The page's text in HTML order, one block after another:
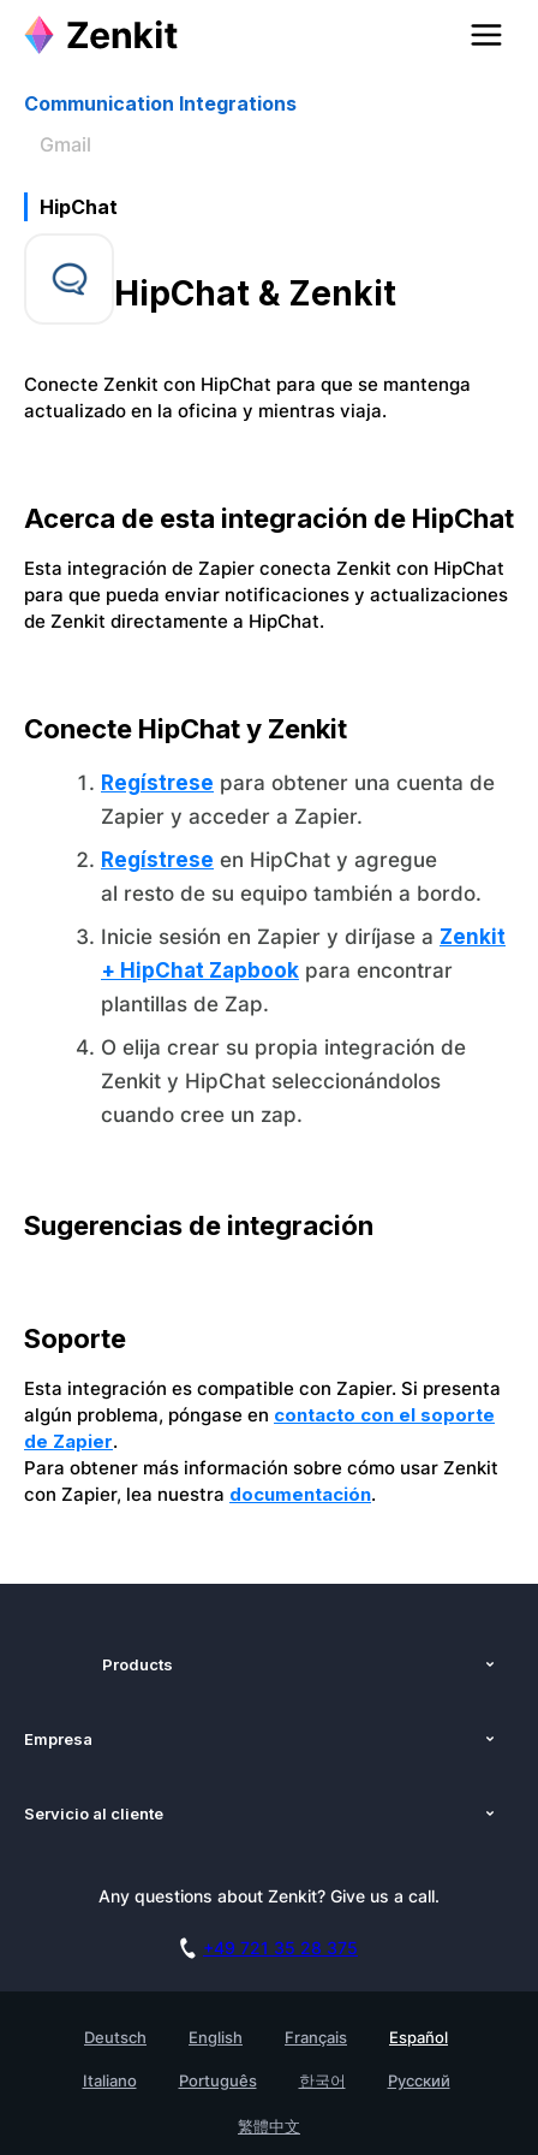
Communication Integrations
Gmail
HipChat
HipChat & Zenkit
Conecte Zenkit con HipChat para que se mantenga
actualizado en la oficina y mientras viaja.
Acerca de esta integración de HipChat
Esta integración de Zapier conecta Zenkit con HipChat
para que pueda enviar notificaciones y actualizaciones
de Zenkit directamente a HipChat.
Conecte HipChat y Zenkit
Regístrese para obtener una cuenta de
Zapier y acceder a Zapier.
Regístrese en HipChat y agregue
al resto de su equipo también a bordo.
Inicie sesión en Zapier y diríjase a Zenkit
+ HipChat Zapbook para encontrar
plantillas de Zap.
O elija crear su propia integración de
Zenkit y HipChat seleccionándolos
cuando cree un zap.
Sugerencias de integración
Soporte
Esta integración es compatible con Zapier. Si presenta
algún problema, póngase en contacto con el soporte
de Zapier.
Para obtener más información sobre cómo usar Zenkit
con Zapier, lea nuestra documentación.
Products
Alternativas
Reserva una demo
Empresa
Prensa
Academia
Empresa
Find a Partner
Servicio al cliente
Boletín informativo
Any questions about Zenkit? Give us a call.
+49 721 35 28 375
Deutsch English Français Español
Italiano Português 한국어 Русский
繁體中文